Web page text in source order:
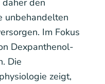
unbehandelten
Im Fokus
Dexpanthenol-
Die
zeigt,